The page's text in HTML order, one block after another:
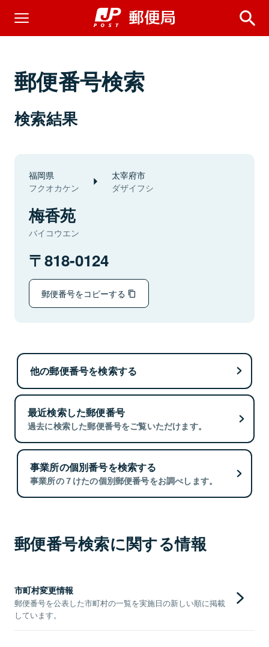
郵便番号検索
検索結果
福岡県
フクオカケン
太宰府市
ダザイフシ
梅香苑
バイコウエン
818-0124
郵便番号をコピーする
他の郵便番号を検索する
最近検索した郵便番号
過去に検索した郵便番号をご覧いただけます。
事業所の個別番号を検索する
事業所の７けたの個別郵便番号をお調べします。
郵便番号検索に関する情報
市町村変更情報
郵便番号を公表した市町村の一覧を実施日の新しい順に掲載
しています。